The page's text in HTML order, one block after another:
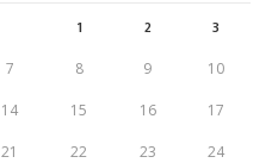
1 2
3
7 8 9 10
14 15 16 17
21 22 23 24